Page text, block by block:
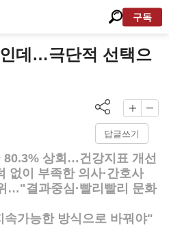
구독
데…극단적 선택으
답글쓰기
80.3% 상회…건강지표 개선
없이 부족한 의사·간호사
…"결과중심·빨리빨리 문화
가능한 방식으로 바꿔야"